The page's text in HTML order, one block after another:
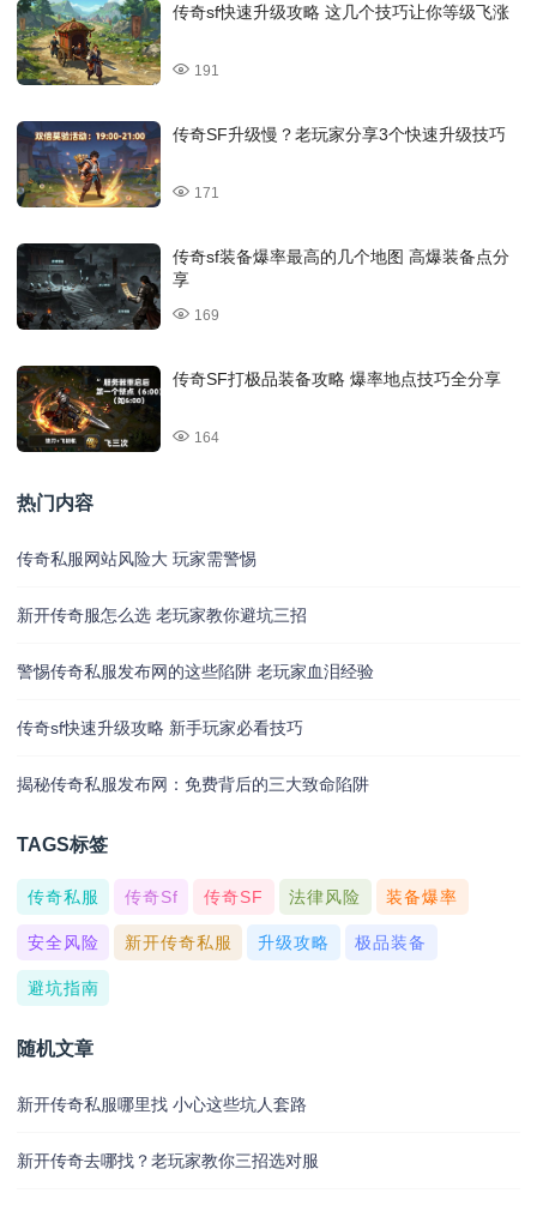
传奇sf快速升级攻略 这几个技巧让你等级飞涨
191
传奇SF升级慢？老玩家分享3个快速升级技巧
171
传奇sf装备爆率最高的几个地图 高爆装备点分
享
169
传奇SF打极品装备攻略 爆率地点技巧全分享
164
热门内容
传奇私服网站风险大 玩家需警惕
新开传奇服怎么选 老玩家教你避坑三招
警惕传奇私服发布网的这些陷阱 老玩家血泪经验
传奇sf快速升级攻略 新手玩家必看技巧
揭秘传奇私服发布网：免费背后的三大致命陷阱
TAGS标签
传奇私服 传奇sf 传奇SF 法律风险 装备爆率
安全风险 新开传奇私服 升级攻略 极品装备
避坑指南
随机文章
新开传奇私服哪里找 小心这些坑人套路
新开传奇去哪找？老玩家教你三招选对服